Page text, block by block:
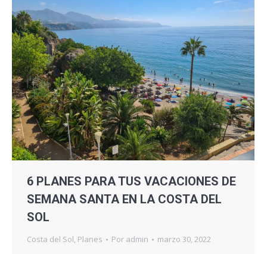
6 PLANES PARA TUS VACACIONES DE
SEMANA SANTA EN LA COSTA DEL
SOL
Costa del Sol, Planes Por admin marzo 30, 2022